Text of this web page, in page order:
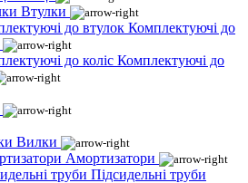
Втулки
Комплектуючі до
Комплектуючі до
Вилки
Амортизатори
Підсидельні труби